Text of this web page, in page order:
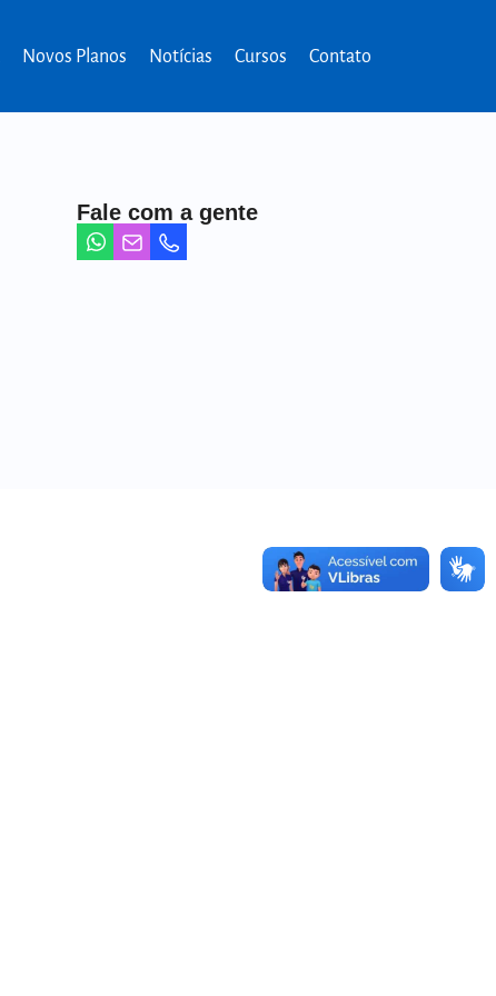
Novos Planos Notícias Cursos Contato
Fale com a gente